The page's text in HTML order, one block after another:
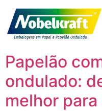
Papelão
ondulado:
melhor para